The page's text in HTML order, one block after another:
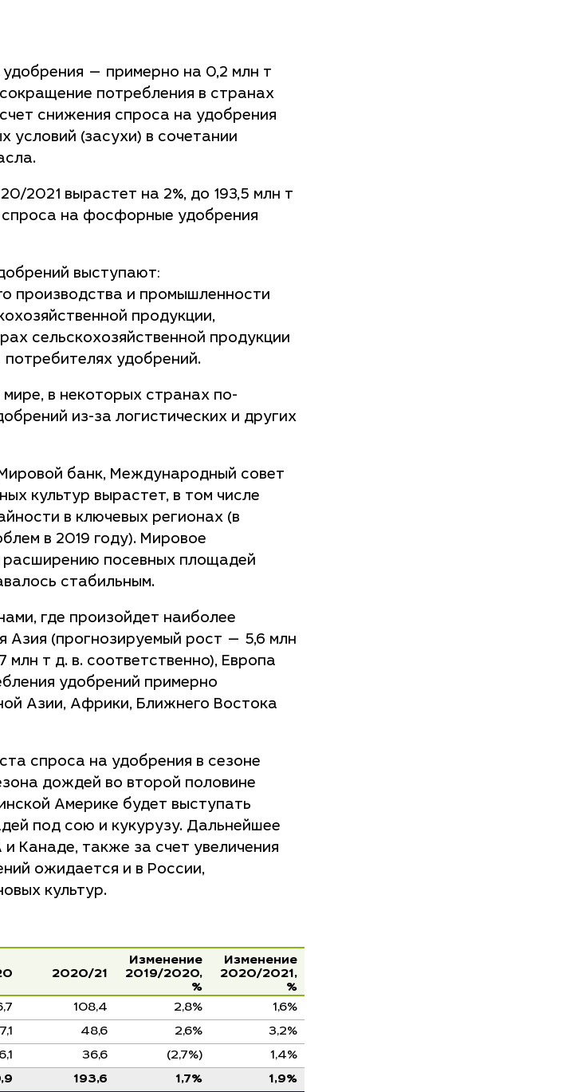
— примерно на 0,2 млн т
потребления в странах
снижения спроса на удобрения
условий (засухи) в сочетании
2021 вырастет на 2%, до 193,5 млн т
спроса на фосфорные удобрения
выступают:
производства и промышленности
продукции,
сельскохозяйственной продукции
удобрений.
в некоторых странах по-
из-за логистических и других
банк, Международный совет
культур вырастет, в том числе
в ключевых регионах (в
в 2019 году). Мировое
расширению посевных площадей
стабильным.
где произойдет наиболее
Азия (прогнозируемый рост — 5,6 млн
т д. в. соответственно), Европа
удобрений примерно
Азии, Африки, Ближнего Востока
спроса на удобрения в сезоне
дождей во второй половине
Америке будет выступать
под сою и кукурузу. Дальнейшее
Канаде, также за счет увеличения
ожидается и в России,
культур.
2020/21
Изменение
2019/2020,
%
Изменение
2020/2021,
%
108,4 2,8%
1,6%
48,6 2,6%
3,2%
36,6 (2,7%)
1,4%
193,6 1,7% 1,9%